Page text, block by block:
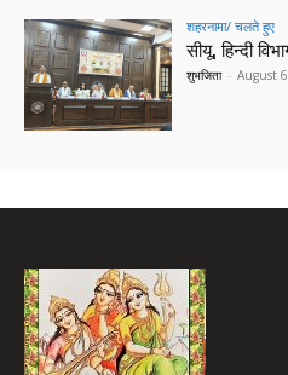
शहरनामा/ चलते हुए
सीयू, हिन्दी
शुभजिता - August